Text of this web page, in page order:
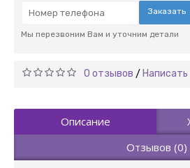
Заказать
Мы перезвоним Вам и уточним детали
0 отзывов /
Описание
Отзывов (0)